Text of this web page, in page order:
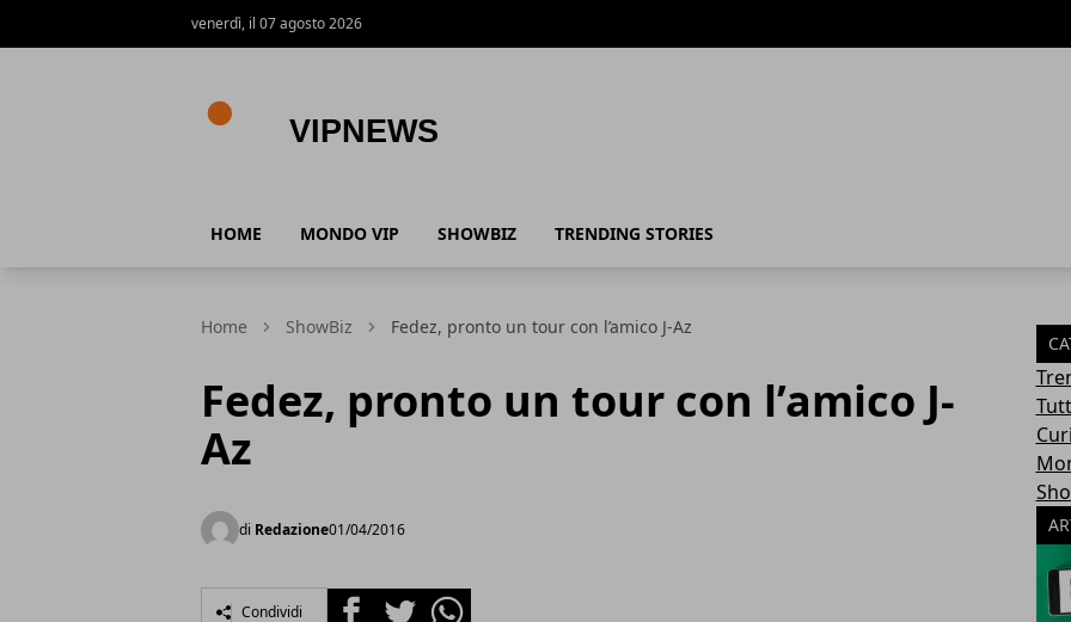
venerdì, il 07 agosto 2026
HOME MONDO VIP SHOWBIZ TRENDING STORIES
Home ShowBiz Fedez, pronto un tour con l’amico J-Az
Fedez, pronto un tour con l’amico J-
Az
di Redazione01/04/2016
Condividi FacebookTwitterWhatsapp